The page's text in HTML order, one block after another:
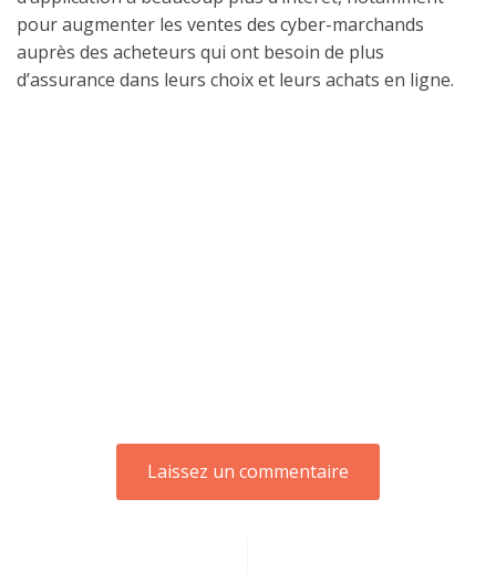
pour augmenter les ventes des cyber-marchands
auprès des acheteurs qui ont besoin de plus
d’assurance dans leurs choix et leurs achats en ligne.